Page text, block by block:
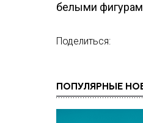
белыми
Поделиться:
ПОПУЛЯРНЫЕ